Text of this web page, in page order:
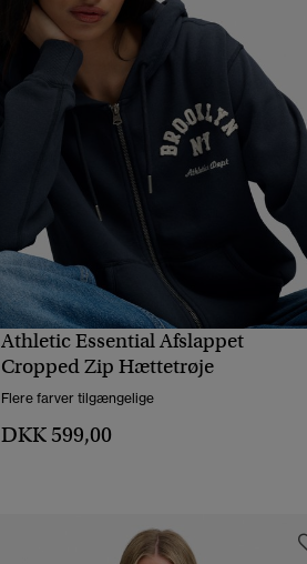
HURTIGVISNING
Athletic Essential Afslappet
Cropped Zip Hættetrøje
Flere farver tilgængelige
DKK 599,00